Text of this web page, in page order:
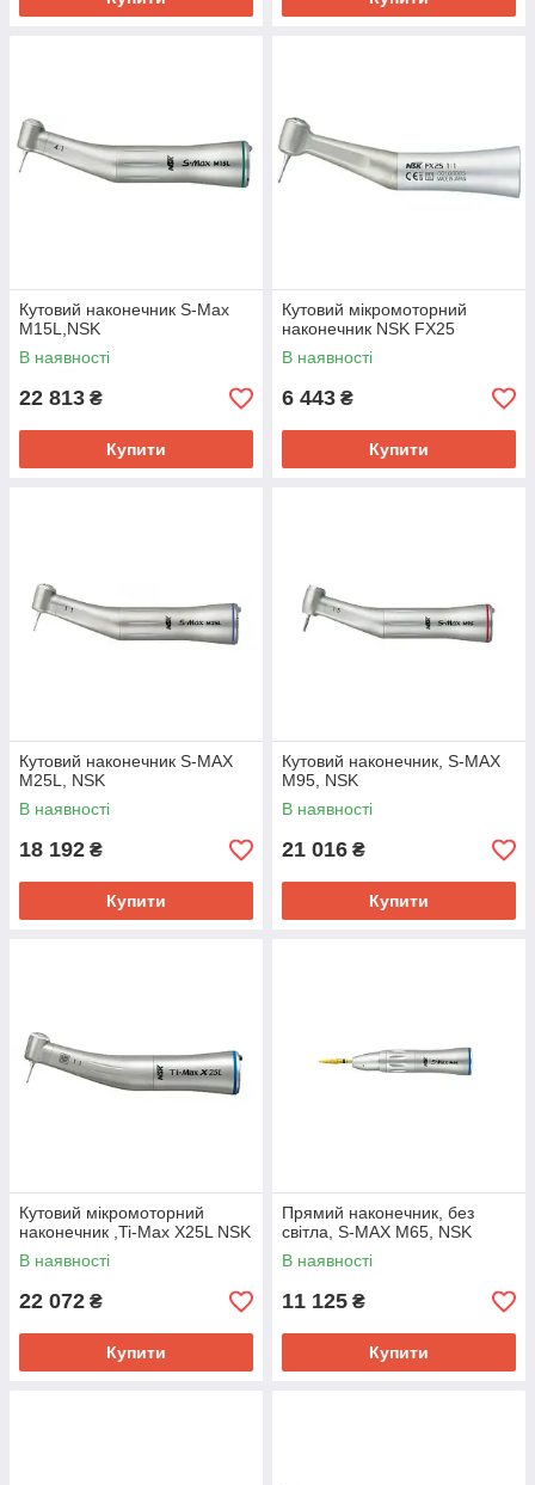
Кутовий наконечник S-Max
M15L,NSK
В наявності
22 813 ₴
Купити
Кутовий мікромоторний
наконечник NSK FX25
В наявності
6 443 ₴
Купити
Кутовий наконечник S-MAX
M25L, NSK
В наявності
18 192 ₴
Купити
Кутовий наконечник, S-MAX
M95, NSK
В наявності
21 016 ₴
Купити
Кутовий мікромоторний
наконечник ,Ti-Max X25L NSK
В наявності
22 072 ₴
Купити
Прямий наконечник, без
світла, S-MAX M65, NSK
В наявності
11 125 ₴
Купити